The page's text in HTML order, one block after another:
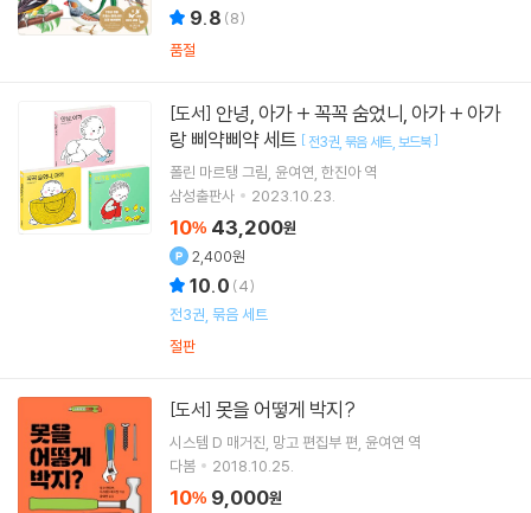
9.8 (8)
품절
[도서]
랑 삐약삐약 세트 [ 전3권 묶음 세트 보드북]
폴린 마르탱 그림 윤여연 한진아역
삼성출판사
2023.10.23.
10% 43,200원
2,400원
10.0 (4)
전3권, 묶음 세트
절판
[도서] 못을 어떻게 박지?
시스템 D 매거진 망고 편집부 편 윤여연 역
다봄
2018.10.25.
10% 9,000원